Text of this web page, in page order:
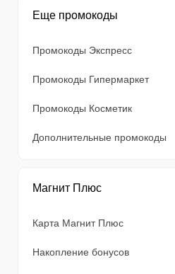
Еще промокоды
Промокоды Экспресс
Промокоды Гипермаркет
Промокоды Косметик
Дополнительные промокоды
Магнит Плюс
Карта Магнит Плюс
Накопление бонусов